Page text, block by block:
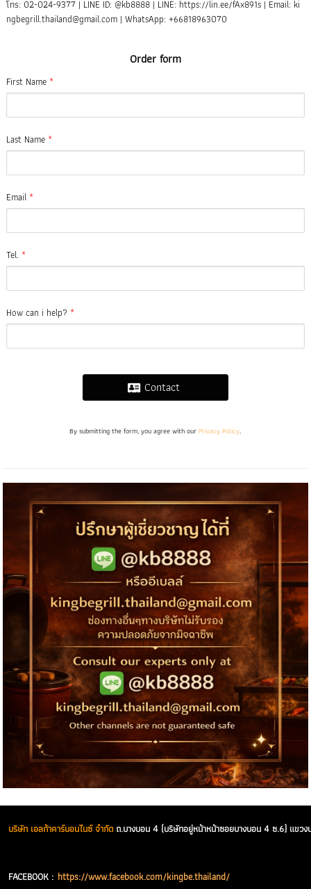
โทร: 02-024-9377 | LINE ID: @kb8888 | LINE: https://lin.ee/fAx891s | Email: ki
ngbegrill.thailand@gmail.com | WhatsApp: +66818963070
Order form
First Name *
Last Name *
Email *
Tel. *
How can i help? *
Contact
By submitting the form, you agree with ourPrivacy Policy.
บริษัท เอลก้าคาร์บอนไนซ์ จำกัด ถ.บางบอน 4 (บริษัทอยู่หน้าหน้าซอยบางบอน 4 ซ.6) แขวง
FACEBOOK : https://www.facebook.com/kingbe.thailand/